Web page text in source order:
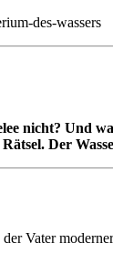
des-wassers
nicht? Und
Der
Vater